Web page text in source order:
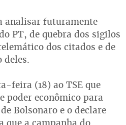
analisar futuramente
PT, de quebra dos sigilos
dos citados e de
deles.
feira (18) ao TSE que
poder econômico para
Bolsonaro e o declare
que a campanha do